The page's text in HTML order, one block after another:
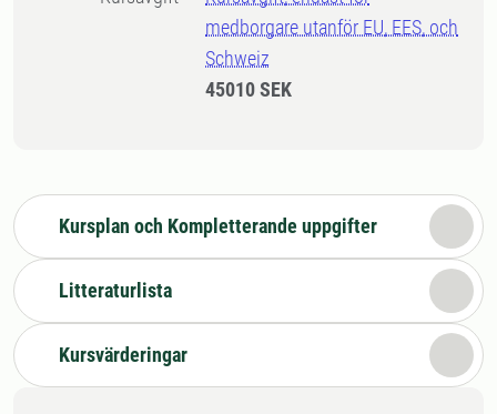
medborgare utanför EU, EES, och
Schweiz
45010 SEK
Kursplan och Kompletterande uppgifter
Litteraturlista
Kursvärderingar